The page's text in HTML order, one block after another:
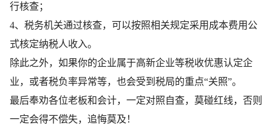
行核查；
4、税务机关通过核查，可以按照相关规定采用成本费用公
式核定纳税人收入。
除此之外，如果你的企业属于高新企业等税收优惠认定企
业，或者税负率异常等，也会受到税局的重点“关照”。
最后奉劝各位老板和会计，一定对照自查，莫碰红线，否则
一定会得不偿失，追悔莫及！